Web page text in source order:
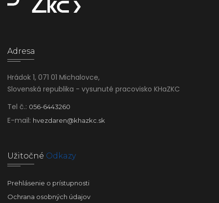
Adresa
Hrádok 1, 071 01 Michalovce,
Slovenská republika - vysunuté pracovisko KHaZKC
Tel č.: 056-6443260
E-mail: hvezdaren@khazkc.sk
Užitočné Odkazy
Prehlásenie o prístupnosti
Ochrana osobných údajov